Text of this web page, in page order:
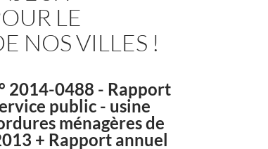
LE
NOS VILLES !
2014-0488 - Rapport
public - usine
ménagères de
+ Rapport annuel